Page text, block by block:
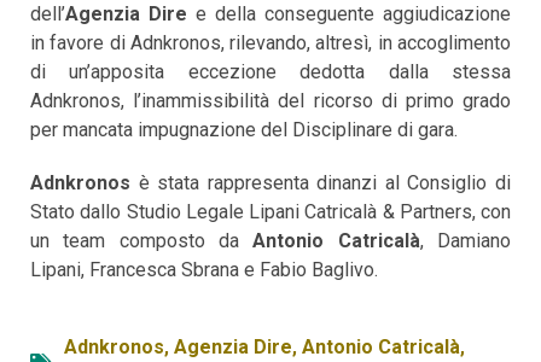
dell’Agenzia Dire e della conseguente aggiudicazione
in favore di Adnkronos, rilevando, altresì, in accoglimento
di un’apposita eccezione dedotta dalla stessa
Adnkronos, l’inammissibilità del ricorso di primo grado
per mancata impugnazione del Disciplinare di gara.
Adnkronos è stata rappresenta dinanzi al Consiglio di
Stato dallo Studio Legale Lipani Catricalà & Partners, con
un team composto daAntonio Catricalà, Damiano
Lipani, Francesca Sbrana e Fabio Baglivo.
Adnkronos, Agenzia Dire, Antonio Catricalà,